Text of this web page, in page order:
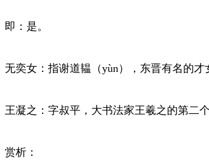
即：是。
无奕女：指谢道韫（yùn），东晋有名的
王凝之：字叔平，大书法家王羲之的第二
赏析：